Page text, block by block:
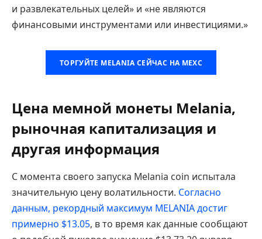
и развлекательных целей» и «не являются
финансовыми инструментами или инвестициями.»
ТОРГУЙТЕ MELANIA СЕЙЧАС НА MEXC
Цена мемной монеты Melania,
рыночная капитализация и
другая информация
С момента своего запуска Melania coin испытала
значительную цену волатильности. Согласно
данным, рекордный максимум MELANIA достиг
примерно $13.05, в то время как данные сообщают